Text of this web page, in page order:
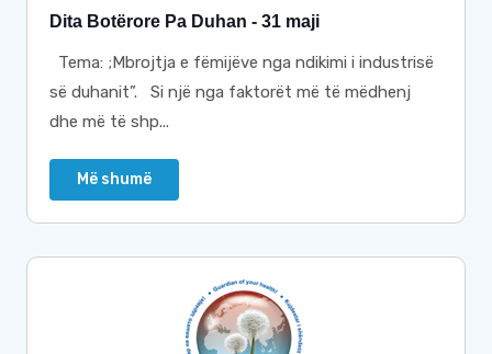
Dita Botërore Pa Duhan - 31 maji
Tema: ;Mbrojtja e fëmijëve nga ndikimi i industrisë
së duhanit”. Si një nga faktorët më të mëdhenj
dhe më të shp...
Më shumë